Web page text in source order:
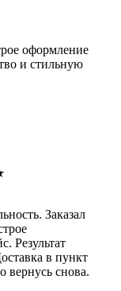
оформление
и стильную
Заказал
Результат
в пункт
вернусь снова.